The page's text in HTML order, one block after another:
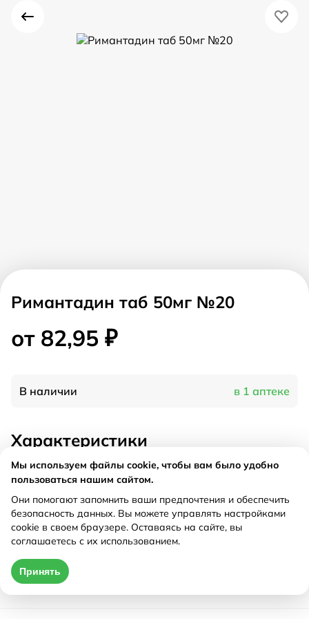
Римантадин таб 50мг №20
от 82,95 ₽
В наличии в 1 аптеке
Характеристики
Производитель
Татхимфармпрепараты, Россия
Рецепт
Не требуется
Мы используем файлы cookie, чтобы вам было удобно
пользоваться нашим сайтом.
Они помогают запомнить ваши предпочтения и обеспечить
безопасность данных. Вы можете управлять настройками
cookie в своем браузере. Оставаясь на сайте, вы
соглашаетесь с их использованием.
Принять